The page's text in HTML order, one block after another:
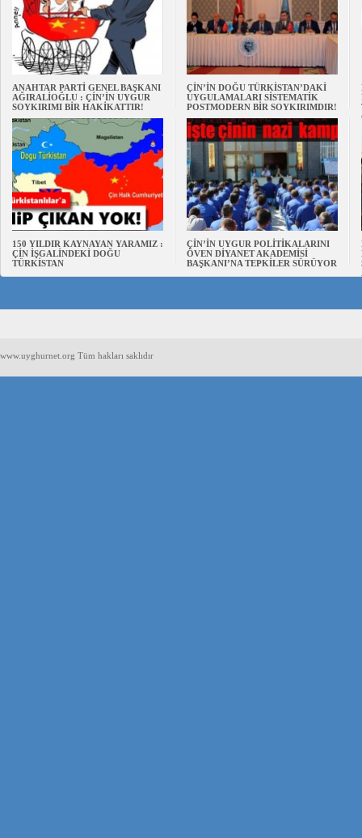
ANAHTAR PARTİ GENEL BAŞKANI
AĞIRALİOĞLU : ÇİN’İN UYGUR
SOYKIRIMI BİR HAKİKATTIR!
ÇİN’İN DOĞU TÜRKİSTAN’DAKİ
UYGULAMALARI SİSTEMATİK
POSTMODERN BİR SOYKIRIMDIR!
150 YILDIR KAYNAYAN YARAMIZ :
ÇİN İŞGALİNDEKİ DOĞU
TÜRKİSTAN
ÇİN’İN UYGUR POLİTİKALARINI
ÖVEN DİYANET AKADEMİSİ
BAŞKANI’NA TEPKİLER SÜRÜYOR
www.uyghurnet.org Tüm hakları saklıdır